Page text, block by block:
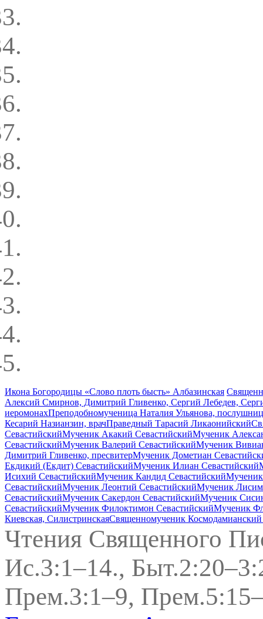
Икона Богородицы «Слово плоть бысть» Албазинская
Алексий Смирнов, Димитрий Гливенко, Сергий Лебедев,
иеромонахПреподобномученица Наталия Ульянова,
Кесарий Назианзин, врачПраведный Тарасий Ликаонийский
СевастийскийМученик Акакий СевастийскийМученик
СевастийскийМученик Валерий СевастийскийМученик
Димитрий Гливенко, пресвитерМученик Дометиан
Екдикий (Екдит) СевастийскийМученик Илиан Севастийский
Исихий СевастийскийМученик Кандид Севастийский
СевастийскийМученик Леонтий СевастийскийМученик
СевастийскийМученик Сакердон СевастийскийМученик
СевастийскийМученик Филоктимон СевастийскийМученик
Киевская, СилистринскаяСвященномученик
Чтения Священного
Ис.3:1–14.,
Прем.3:1–9,